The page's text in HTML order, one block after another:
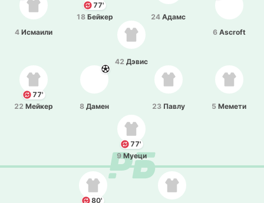
6 Ascroft
24 Адамс
77'
18 Бейкер
4 Исмаи­ли
8 Дамен
42 Дэвис
5 Мемети
23 Павлу
77'
22 Мейкер
77'
9 Муеци
80'